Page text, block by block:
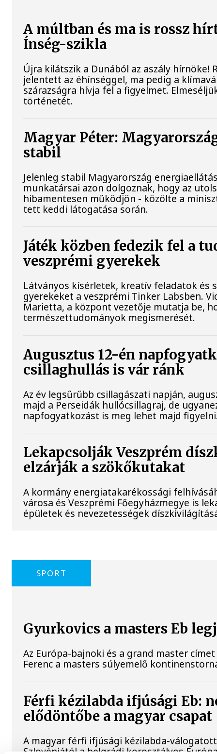
A múltban és ma is rossz
Ínség-szikla
Újra kilátszik a Dunából az aszály hírnöke!
jelentett az éhínséggel, ma pedig a
szárazságra hívja fel a figyelmet.
történetét.
Magyar Péter:
stabil
Jelenleg stabil Magyarország
munkatársai azon dolgoznak, hogy az
hibamentesen működjön - közölte a
tett keddi látogatása során.
Játék közben fedezik fel a
veszprémi gyerekek
Látványos kísérletek, kreatív feladatok és
gyerekeket a veszprémi Tinker Labsben.
Marietta, a központ vezetője mutatja be,
természettudományok megismerését.
Augusztus 12-én
csillaghullás is vár ránk
Az év legsűrűbb csillagászati napján,
majd a Perseidák hullócsillagraj, de
napfogyatkozást is meg lehet majd
Lekapcsolják Veszprém
elzárják a szökőkutakat
A kormány energiatakarékossági
városa és Veszprémi Főegyházmegye is
épületek és nevezetességek
SPORT
Gyurkovics a masters Eb
Az Európa-bajnoki és a grand master
Ferenc a masters súlyemelő
Férfi kézilabda ifjúsági Eb:
elődöntőbe a magyar csapat
A magyar férfi ifjúsági kézilabda-
Szlovéniától a belgrádi korosztályos